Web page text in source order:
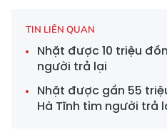
TIN LIÊN QUAN
Nhặt được 10 triệu
người trả lại
Nhặt được gần 55
Hà Tĩnh tìm người trả